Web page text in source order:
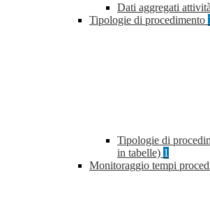
Dati aggregati
Tipologie di procedimento
Tipologie di
in tabelle) 1
Monitoraggio tempi